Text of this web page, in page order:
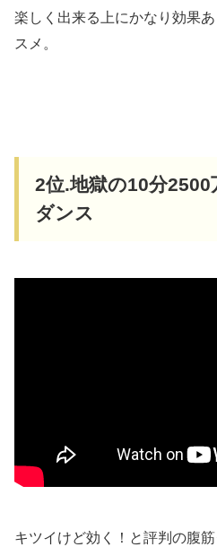
楽しく出来る上にかなり効果
スメ。
2位.地獄の10分
ダンス
キツイけど効く！と評判の腹筋